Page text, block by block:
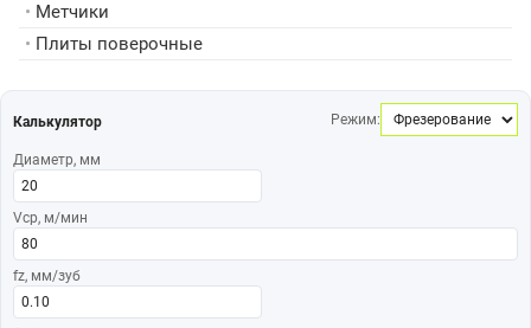
• Метчики
• Плиты поверочные
Калькулятор Режим:
Диаметр, мм
Vср, м/мин
fz, мм/зуб